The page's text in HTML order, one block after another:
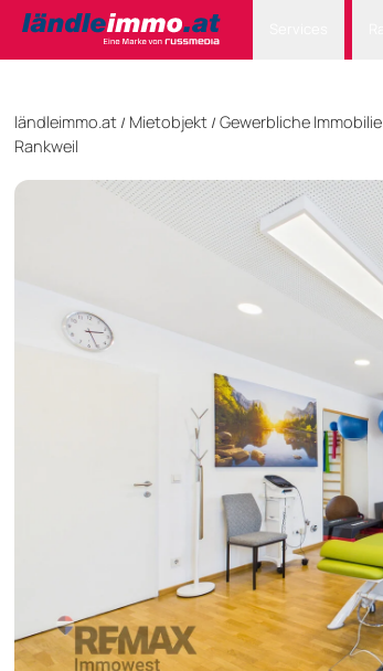
ländleimmo.at / Mietobjekt / Gewerbliche Immobilie
Rankweil